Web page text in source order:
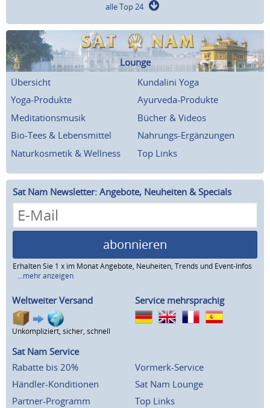
alle Top 24
Lounge
Übersicht
Kundalini Yoga
Yoga-Produkte
Ayurveda-Produkte
Meditationsmusik
Bücher & Videos
Bio-Tees & Lebensmittel
Nahrungs-Ergänzungen
Naturkosmetik & Wellness
Top Links
Sat Nam Newsletter: Angebote, Neuheiten & Specials
abonnieren
Erhalten Sie 1 x im Monat Angebote, Neuheiten, Trends und Event-Infos
...mehr anzeigen
Weltweiter Versand
Unkompliziert, sicher, schnell
Service mehrsprachig
Sat Nam Service
Rabatte bis 20%
Händler-Konditionen
Partner-Programm
Vormerk-Service
Sat Nam Lounge
Top Links